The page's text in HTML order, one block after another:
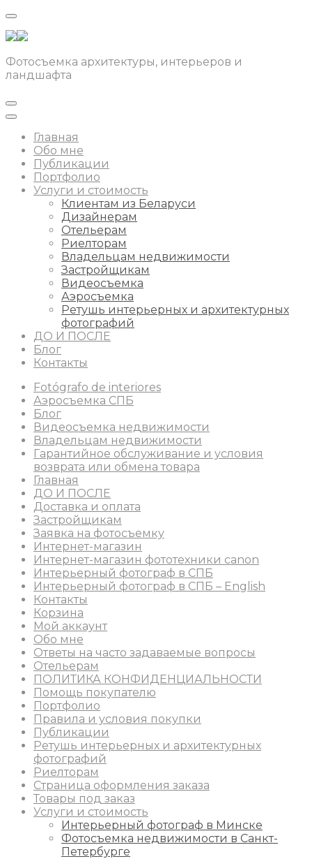
Фотосъемка архитектуры, интерьеров и
ландшафта
Главная
Обо мне
Публикации
Портфолио
Услуги и стоимость
Клиентам из Беларуси
Дизайнерам
Отельерам
Риелторам
Владельцам недвижимости
Застройщикам
Видеосъемка
Аэросъемка
Ретушь интерьерных и архитектурных
фотографий
ДО И ПОСЛЕ
Блог
Контакты
Fotógrafo de interiores
Аэросъемка СПБ
Блог
Видеосъемка недвижимости
Владельцам недвижимости
Гарантийное обслуживание и условия
возврата или обмена товара
Главная
ДО И ПОСЛЕ
Доставка и оплата
Застройщикам
Заявка на фотосъемку
Интернет-магазин
Интернет-магазин фототехники canon
Интерьерный фотограф в СПБ
Интерьерный фотограф в СПБ – English
Контакты
Корзина
Мой аккаунт
Обо мне
Ответы на часто задаваемые вопросы
Отельерам
ПОЛИТИКА КОНФИДЕНЦИАЛЬНОСТИ
Помощь покупателю
Портфолио
Правила и условия покупки
Публикации
Ретушь интерьерных и архитектурных
фотографий
Риелторам
Страница оформления заказа
Товары под заказ
Услуги и стоимость
Интерьерный фотограф в Минске
Фотосъемка недвижимости в Санкт-
Петербурге